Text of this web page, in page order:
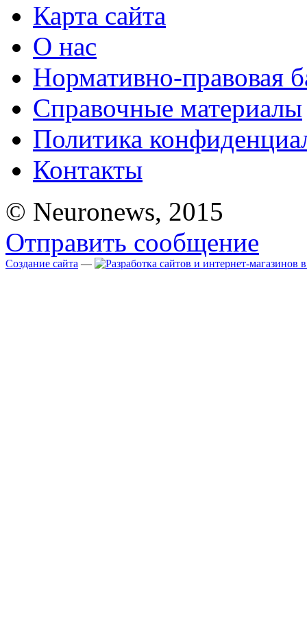
Карта сайта
О нас
Нормативно-правовая
Справочные материалы
Политика
Контакты
© Neuronews, 2015
Отправить сообщение
Создание сайта —